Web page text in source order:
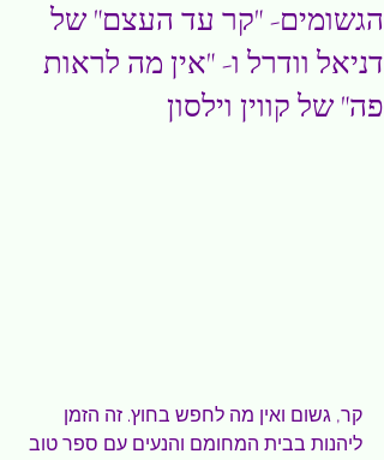
הגשומים- "קר עד העצם" של
דניאל וודרל ו- "אין מה לראות
פה" של קווין וילסון
קר, גשום ואין מה לחפש בחוץ. זה הזמן
ליהנות בבית המחומם והנעים עם ספר טוב